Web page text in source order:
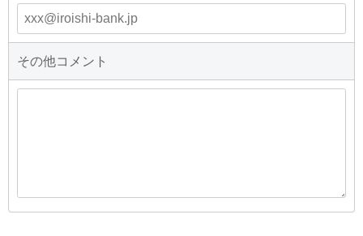
その他コメント